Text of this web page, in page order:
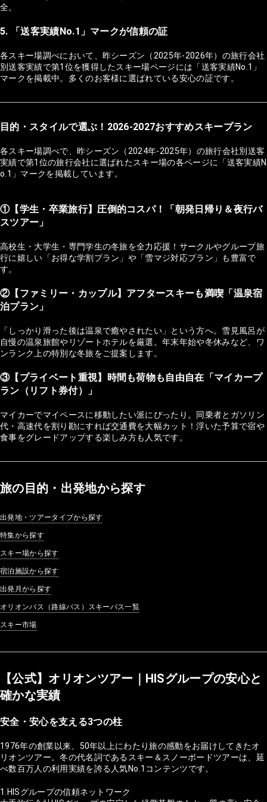
全。
5. 「送客実績No.1」マークが信頼の証
各スキー場調べにおいて、昨シーズン（2025年-2026年）の旅行会社
別送客実績で第1位を獲得したスキー場ページには「送客実績No.1」
マークを掲載中。多くのお客様に選ばれている安心の証です。
目的・スタイルで選ぶ！2026-2027おすすめスキープラン
各スキー場調べで、昨シーズン（2024年-2025年）の旅行会社別送客
実績で第1位の旅行会社に選ばれたスキー場の各ページに「送客実績N
o.1」マークを掲載しています。
①【学生・卒業旅行】圧倒的コスパ！「朝発日帰り＆夜行バ
スツアー」
高校生・大学生・専門学生の冬旅を全力応援！サークルやグループ旅
行に嬉しい「お得な学割プラン」や「雪マジ対応プラン」も豊富で
す。
②【ファミリー・カップル】アフタースキーも満喫「温泉宿
泊プラン」
「しっかり滑った後は温泉で癒やされたい」という方へ。雪見風呂が
自慢の温泉旅館やリゾートホテルを厳選。年末年始や冬休みなど、ワ
ンランク上の特別な冬旅をご提案します。
③【プライベート重視】時間も荷物も自由自在「マイカープ
ラン（リフト券付）」
マイカーでマイペースに移動したい派にぴったり。同乗者とガソリン
代・高速代を割り勘にすれば交通費を大幅カット！浮いた予算で宿や
食事をグレードアップする楽しみ方も人気です。
旅の目的・出発地から探す
出発地・ツアータイプから探す
特集から探す
スキー場から探す
宿泊施設から探す
出発月から探す
オリオンバス（路線バス）スキーバス一覧
スキー市場
【公式】オリオンツアー｜HISグループの安心と
確かな実績
安全・安心を支える3つの柱
1976年の創業以来、50年以上にわたり旅の感動をお届けしてきたオ
リオンツアー。冬の代名詞であるスキー＆スノーボードツアーは、延
べ数百万人の利用実績を誇る人気No.1コンテンツです。
1.HISグループの信頼ネットワーク